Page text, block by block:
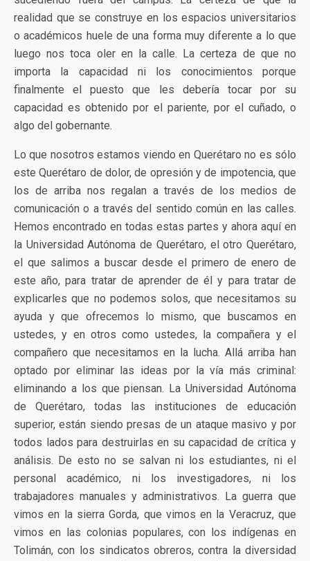
realidad que se construye en los espacios universitarios
o académicos huele de una forma muy diferente a lo que
luego nos toca oler en la calle. La certeza de que no
importa la capacidad ni los conocimientos porque
finalmente el puesto que les debería tocar por su
capacidad es obtenido por el pariente, por el cuñado, o
algo del gobernante.
Lo que nosotros estamos viendo en Querétaro no es sólo
este Querétaro de dolor, de opresión y de impotencia, que
los de arriba nos regalan a través de los medios de
comunicación o a través del sentido común en las calles.
Hemos encontrado en todas estas partes y ahora aquí en
la Universidad Autónoma de Querétaro, el otro Querétaro,
el que salimos a buscar desde el primero de enero de
este año, para tratar de aprender de él y para tratar de
explicarles que no podemos solos, que necesitamos su
ayuda y que ofrecemos lo mismo, que buscamos en
ustedes, y en otros como ustedes, la compañera y el
compañero que necesitamos en la lucha. Allá arriba han
optado por eliminar las ideas por la vía más criminal:
eliminando a los que piensan. La Universidad Autónoma
de Querétaro, todas las instituciones de educación
superior, están siendo presas de un ataque masivo y por
todos lados para destruirlas en su capacidad de crítica y
análisis. De esto no se salvan ni los estudiantes, ni el
personal académico, ni los investigadores, ni los
trabajadores manuales y administrativos. La guerra que
vimos en la sierra Gorda, que vimos en la Veracruz, que
vimos en las colonias populares, con los indígenas en
Tolimán, con los sindicatos obreros, contra la diversidad